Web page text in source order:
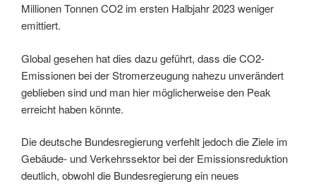
Millionen Tonnen CO2 im ersten Halbjahr 2023 weniger
emittiert.
Global gesehen hat dies dazu geführt, dass die CO2-
Emissionen bei der Stromerzeugung nahezu unverändert
geblieben sind und man hier möglicherweise den Peak
erreicht haben könnte.
Die deutsche Bundesregierung verfehlt jedoch die Ziele im
Gebäude- und Verkehrssektor bei der Emissionsreduktion
deutlich, obwohl die Bundesregierung ein neues